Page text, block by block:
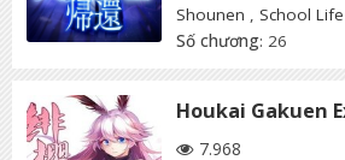
Shounen , School Life
Số chương: 26
Houkai Gakuen
7.968